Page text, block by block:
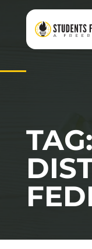
TAG: